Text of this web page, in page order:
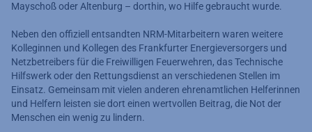
Mayschoß oder Altenburg – dorthin, wo Hilfe gebraucht wurde.
Neben den offiziell entsandten NRM-Mitarbeitern waren weitere
Kolleginnen und Kollegen des Frankfurter Energieversorgers und
Netzbetreibers für die Freiwilligen Feuerwehren, das Technische
Hilfswerk oder den Rettungsdienst an verschiedenen Stellen im
Einsatz. Gemeinsam mit vielen anderen ehrenamtlichen Helferinnen
und Helfern leisten sie dort einen wertvollen Beitrag, die Not der
Menschen ein wenig zu lindern.